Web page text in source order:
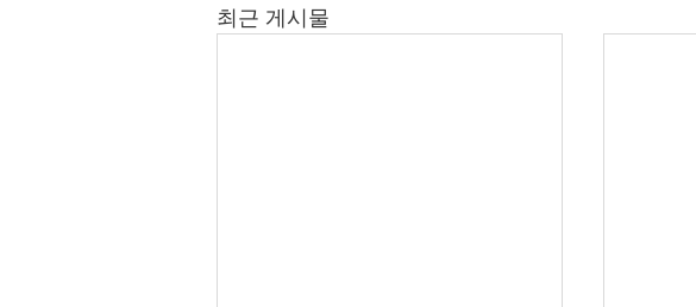
최근 게시물